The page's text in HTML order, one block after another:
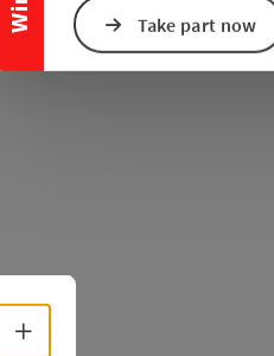
Take part now
Select language - Open menu